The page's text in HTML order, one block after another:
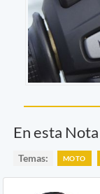
En esta Nota
Temas: MOTO